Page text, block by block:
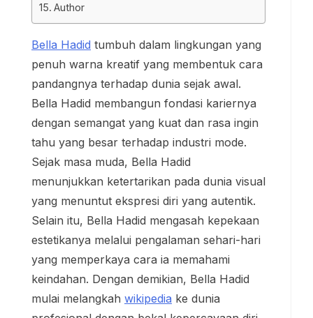
Author
Bella Hadid tumbuh dalam lingkungan yang
penuh warna kreatif yang membentuk cara
pandangnya terhadap dunia sejak awal.
Bella Hadid membangun fondasi kariernya
dengan semangat yang kuat dan rasa ingin
tahu yang besar terhadap industri mode.
Sejak masa muda, Bella Hadid
menunjukkan ketertarikan pada dunia visual
yang menuntut ekspresi diri yang autentik.
Selain itu, Bella Hadid mengasah kepekaan
estetikanya melalui pengalaman sehari-hari
yang memperkaya cara ia memahami
keindahan. Dengan demikian, Bella Hadid
mulai melangkah wikipedia ke dunia